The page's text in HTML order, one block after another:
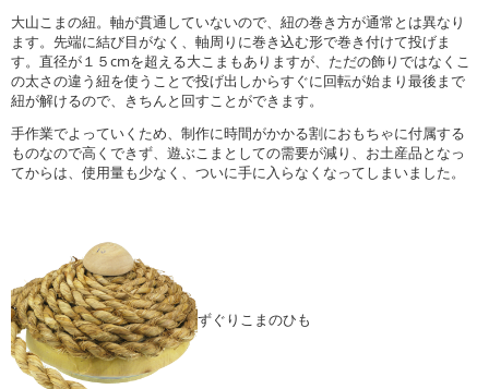
大山こまの紐。軸が貫通していないので、紐の巻き方が通常とは異なり
ます。先端に結び目がなく、軸周りに巻き込む形で巻き付けて投げま
す。直径が１５cmを超える大こまもありますが、ただの飾りではなくこ
の太さの違う紐を使うことで投げ出しからすぐに回転が始まり最後まで
紐が解けるので、きちんと回すことができます。
手作業でよっていくため、制作に時間がかかる割におもちゃに付属する
ものなので高くできず、遊ぶこまとしての需要が減り、お土産品となっ
てからは、使用量も少なく、ついに手に入らなくなってしまいました。
ずぐりこまのひも